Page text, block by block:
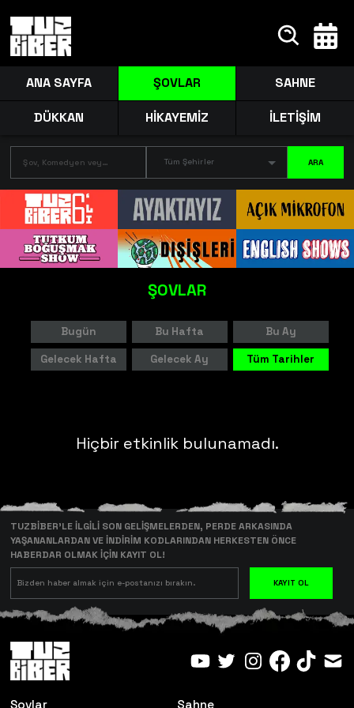
ANA SAYFA ŞOVLAR SAHNE
DÜKKAN HİKAYEMİZ İLETİŞİM
Tüm Şehirler ARA
ŞOVLAR
Bugün Bu Hafta Bu Ay
Gelecek Hafta Gelecek Ay Tüm Tarihler
Hiçbir etkinlik bulunamadı.
TUZBİBER’LE İLGİLİ SON GELİŞMELERDEN, PERDE ARKASINDA
YAŞANANLARDAN VE İNDİRİM KODLARINDAN HERKESTEN ÖNCE
HABERDAR OLMAK İÇİN KAYIT OL!
KAYIT OL